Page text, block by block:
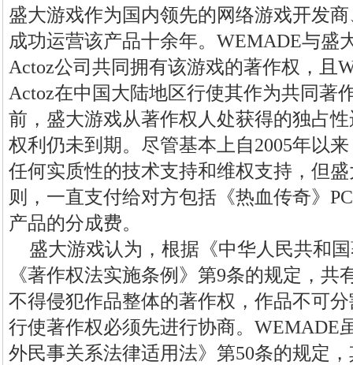
盛大游戏作为国内领先的网络游戏开发
成功运营该产品十余年。WEMADE与盛
Actoz公司共同拥有该游戏的著作权，且
Actoz在中国大陆地区行使其作为共同著
前，盛大游戏从著作权人处获得的独占
权利仍未到期。尽管基本上自2005年以
任何实质性的技术支持和维权支持，但
则，一直支付给对方包括《热血传奇》
产品的分成费。
盛大游戏认为，根据《中华人民共和
《著作权法实施条例》第9条的规定，
不得侵犯作品整体的著作权，作品不可
行使著作权必须先进行协商。WEMADE
外民事关系法律适用法》第50条的规定